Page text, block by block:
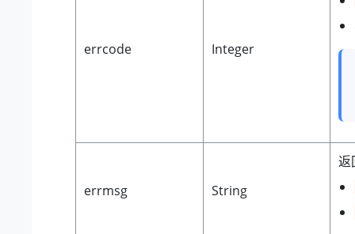
errcode Integer
errmsg String
返